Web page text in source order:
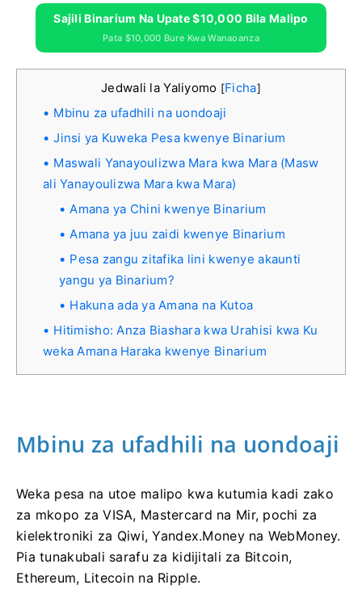
Sajili Binarium Na Upate $10,000 Bila Malipo
Pata $10,000 Bure Kwa Wanaoanza
Jedwali la Yaliyomo [Ficha]
Mbinu za ufadhili na uondoaji
Jinsi ya Kuweka Pesa kwenye Binarium
Maswali Yanayoulizwa Mara kwa Mara (Masw
ali Yanayoulizwa Mara kwa Mara)
Amana ya Chini kwenye Binarium
Amana ya juu zaidi kwenye Binarium
Pesa zangu zitafika lini kwenye akaunti
yangu ya Binarium?
Hakuna ada ya Amana na Kutoa
Hitimisho: Anza Biashara kwa Urahisi kwa Ku
weka Amana Haraka kwenye Binarium
Mbinu za ufadhili na uondoaji
Weka pesa na utoe malipo kwa kutumia kadi zako
za mkopo za VISA, Mastercard na Mir, pochi za
kielektroniki za Qiwi, Yandex.Money na WebMoney.
Pia tunakubali sarafu za kidijitali za Bitcoin,
Ethereum, Litecoin na Ripple.